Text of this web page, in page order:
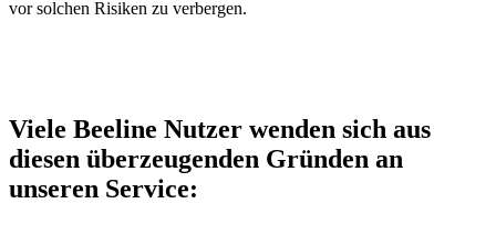
vor solchen Risiken zu verbergen.
Viele Beeline Nutzer wenden sich aus
diesen überzeugenden Gründen an
unseren Service: